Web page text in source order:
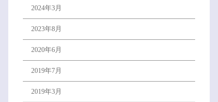
2024年3月
2023年8月
2020年6月
2019年7月
2019年3月